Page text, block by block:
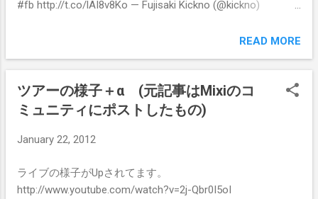
の息子を亡くされたばかりなのに、病院の高額な医療費の
花を送るかわりに、お父様に寄付をお願いします。 皆様の
ご協力、よろしくお願いします。 下記お葬式の詳細 ・
Loring Mortuary North http://www.porterloring.com/?
page=locations ・MASS （ミサ） 2012年2月1日 12:00～
http://www.stmarkevangelist.com/contact-us/map.aspx ミ
Cemetery http://local.yahoo.com/info-19298560-holy-c...
#fb http://t.co/lAI8v8Ko — Fujisaki Kickno (@kickno)
then left glasses at hotel (retrieved, though) Back to my life.
#fb . — Fujisaki Kickno (@kickno) February 1, 2012 Mixiの日
記はもう見れませんが、当時ロードスタッフをされていた
方に、 Markはカソリックで、カソリックの魂は、体がなく
なっても神様のところに行くから、今はすごく安らかなん
た。ということを日記に書いていました。 ご本人は長い闘
若いころに追っかけてた姿の上にお棺の蓋がのっかってし
まう瞬間が一番つらくて、 大泣きで崩れてしまったところ
READ MORE
ツアーの様子＋α (元記事はMixiのコ
ミュニティにポストしたもの)
January 22, 2012
ライブの様子がUpされてます。
http://www.youtube.com/watch?v=2j-Qbr0I5oI